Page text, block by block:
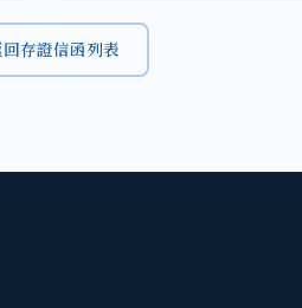
存證信函列表